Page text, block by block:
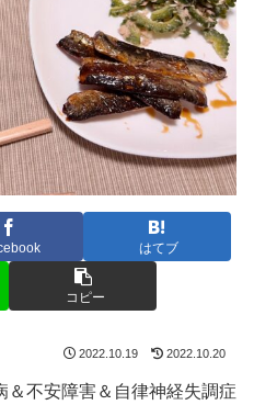
はてブ
コピー
2022.10.19 2022.10.20
不安障害＆自律神経失調症